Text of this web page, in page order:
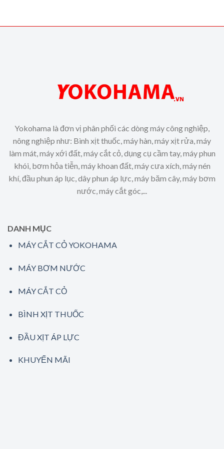
Yokohama là đơn vị phân phối các dòng máy công nghiệp,
nông nghiệp như: Bình xịt thuốc, máy hàn, máy xịt rửa, máy
làm mát, máy xới đất, máy cắt cỏ, dụng cụ cầm tay, máy phun
khói, bơm hỏa tiễn, máy khoan đất, máy cưa xích, máy nén
khí, đầu phun áp lục, dây phun áp lực, máy băm cây, máy bơm
nước, máy cắt góc,...
DANH MỤC
MÁY CẮT CỎ YOKOHAMA
MÁY BƠM NƯỚC
MÁY CẮT CỎ
BÌNH XỊT THUỐC
ĐẦU XỊT ÁP LỰC
KHUYẾN MÃI